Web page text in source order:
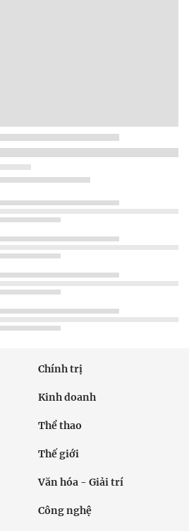
Chính trị
Kinh doanh
Thể thao
Thế giới
Văn hóa - Giải trí
Công nghệ